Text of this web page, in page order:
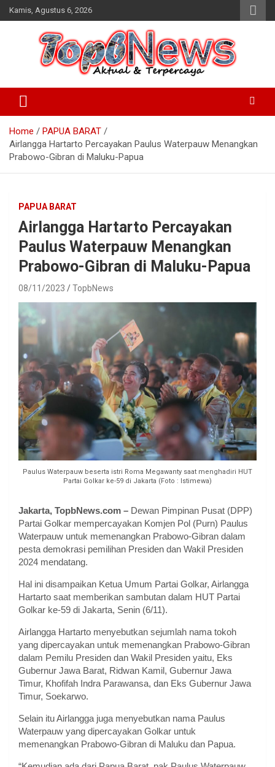
Skip
to
Kamis, Agustus 6, 2026
Home
PAPUA BARAT
Airlangga Hartarto Percayakan Paulus Waterpauw Menangkan
Prabowo-Gibran di Maluku-Papua
PAPUA BARAT
Airlangga Hartarto Percayakan
Paulus Waterpauw Menangkan
Prabowo-Gibran di Maluku-Papua
08/11/2023 TopbNews
Paulus Waterpauw beserta istri Roma Megawanty saat menghadiri HUT
Partai Golkar ke-59 di Jakarta (Foto : Istimewa)
Jakarta, TopbNews.com – Dewan Pimpinan Pusat (DPP)
Partai Golkar mempercayakan Komjen Pol (Purn) Paulus
Waterpauw untuk memenangkan Prabowo-Gibran dalam
pesta demokrasi pemilihan Presiden dan Wakil Presiden
2024 mendatang.
Hal ini disampaikan Ketua Umum Partai Golkar, Airlangga
Hartarto saat memberikan sambutan dalam HUT Partai
Golkar ke-59 di Jakarta, Senin (6/11).
Airlangga Hartarto menyebutkan sejumlah nama tokoh
yang dipercayakan untuk memenangkan Prabowo-Gibran
dalam Pemilu Presiden dan Wakil Presiden yaitu, Eks
Gubernur Jawa Barat, Ridwan Kamil, Gubernur Jawa
Timur, Khofifah Indra Parawansa, dan Eks Gubernur Jawa
Timur, Soekarwo.
Selain itu Airlangga juga menyebutkan nama Paulus
Waterpauw yang dipercayakan Golkar untuk
memenangkan Prabowo-Gibran di Maluku dan Papua.